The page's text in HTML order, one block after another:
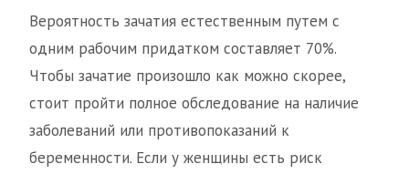
Вероятность зачатия естественным путем с
одним рабочим придатком составляет 70%.
Чтобы зачатие произошло как можно скорее,
стоит пройти полное обследование на наличие
заболеваний или противопоказаний к
беременности. Если у женщины есть риск